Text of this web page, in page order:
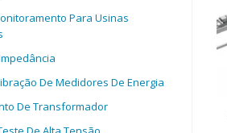
Para Usinas
De Medidores De Energia
De Transformador